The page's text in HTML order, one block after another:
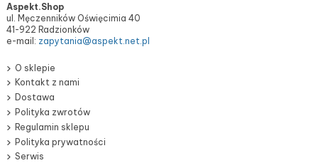
Aspekt.Shop
ul. Męczenników Oświęcimia 40
41-922 Radzionków
e-mail: zapytania@aspekt.net.pl
O sklepie
Kontakt z nami
Dostawa
Polityka zwrotów
Regulamin sklepu
Polityka prywatności
Serwis